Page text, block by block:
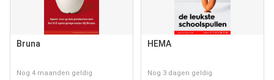
Bruna
Nog 4 maanden geldig
HEMA
Nog 3 dagen geldig